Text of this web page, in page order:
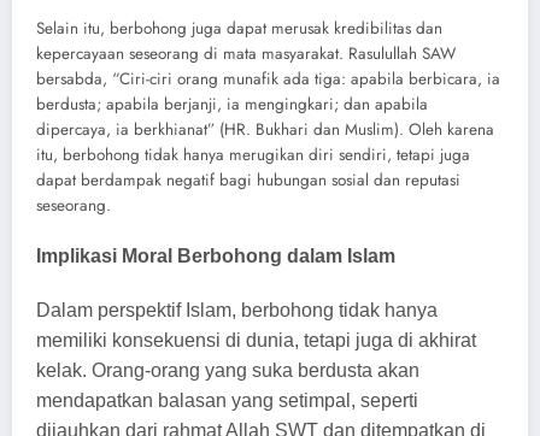
Selain itu, berbohong juga dapat merusak kredibilitas dan
kepercayaan seseorang di mata masyarakat. Rasulullah SAW
bersabda, “Ciri-ciri orang munafik ada tiga: apabila berbicara, ia
berdusta; apabila berjanji, ia mengingkari; dan apabila
dipercaya, ia berkhianat” (HR. Bukhari dan Muslim). Oleh karena
itu, berbohong tidak hanya merugikan diri sendiri, tetapi juga
dapat berdampak negatif bagi hubungan sosial dan reputasi
seseorang.
Implikasi Moral Berbohong dalam Islam
Dalam perspektif Islam, berbohong tidak hanya
memiliki konsekuensi di dunia, tetapi juga di akhirat
kelak. Orang-orang yang suka berdusta akan
mendapatkan balasan yang setimpal, seperti
dijauhkan dari rahmat Allah SWT dan ditempatkan di